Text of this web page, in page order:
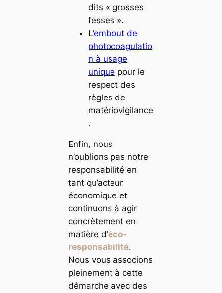
dits « grosses
fesses ».
L’embout de
photocoagulatio
n à usage
unique pour le
respect des
règles de
matériovigilance
.
Enfin, nous
n’oublions pas notre
responsabilité en
tant qu’acteur
économique et
continuons à agir
concrètement en
matière d’éco-
responsabilité.
Nous vous associons
pleinement à cette
démarche avec des